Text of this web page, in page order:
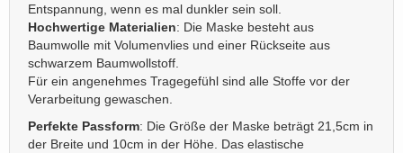
Entspannung, wenn es mal dunkler sein soll.
Hochwertige Materialien: Die Maske besteht aus
Baumwolle mit Volumenvlies und einer Rückseite aus
schwarzem Baumwollstoff.
Für ein angenehmes Tragegefühl sind alle Stoffe vor der
Verarbeitung gewaschen.
Perfekte Passform: Die Größe der Maske beträgt 21,5cm in
der Breite und 10cm in der Höhe. Das elastische